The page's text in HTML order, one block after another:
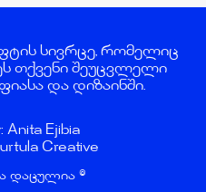
სივრცე, რომელიც
თქვენი შეუცვლელი
და დიზაინში.
Anita Ejibia
Creative
დაცულია ©